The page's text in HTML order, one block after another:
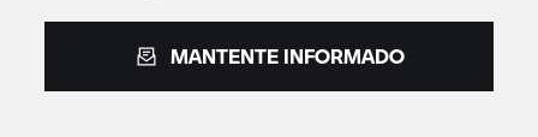
MANTENTE INFORMADO